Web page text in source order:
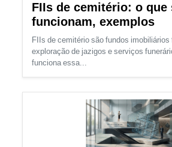
FIIs de cemitério: o que
funcionam, exemplos
FIIs de cemitério são fundos
exploração de jazigos e serviços
funciona essa...